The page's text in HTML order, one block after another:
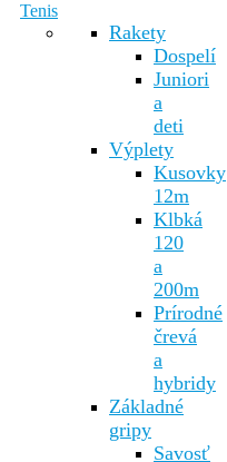
Tenis
Rakety
Dospelí
Juniori
a
deti
Výplety
Kusovky
12m
Klbká
120
a
200m
Prírodné
črevá
a
hybridy
Základné
gripy
Savosť